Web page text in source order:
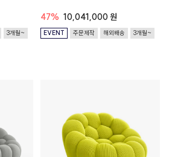
3개월~
47% 10,041,000 원
EVENT 주문제작 해외배송 3개월~